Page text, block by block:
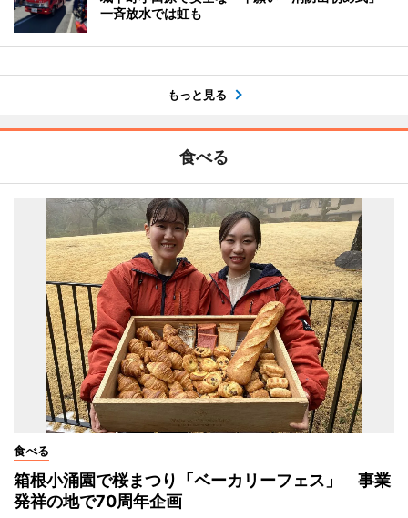
一斉放水では虹も
もっと見る
食べる
食べる
箱根小涌園で桜まつり「ベーカリーフェス」 事業
発祥の地で70周年企画